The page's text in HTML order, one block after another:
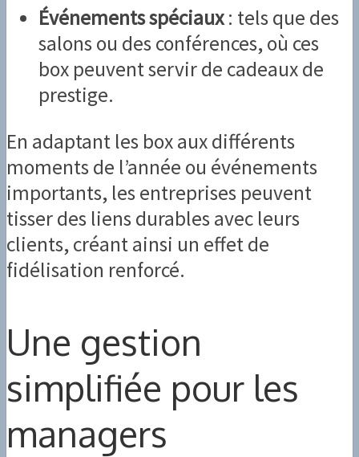
Événements spéciaux: tels que des
salons ou des conférences, où ces
box peuvent servir de cadeaux de
prestige.
En adaptant les box aux différents
moments de l’année ou événements
importants, les entreprises peuvent
tisser des liens durables avec leurs
clients, créant ainsi un effet de
fidélisation renforcé.
Une gestion
simplifiée pour les
managers